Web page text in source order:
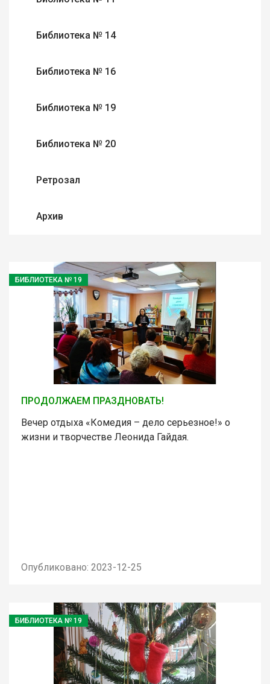
Библиотека № 14
Библиотека № 16
Библиотека № 19
Библиотека № 20
Ретрозал
Архив
БИБЛИОТЕКА № 19
ПРОДОЛЖАЕМ ПРАЗДНОВАТЬ!
Вечер отдыха «Комедия – дело серьезное!» о
жизни и творчестве Леонида Гайдая.
Опубликовано: 2023-12-25
БИБЛИОТЕКА № 19